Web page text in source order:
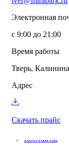
Малые
Услуги
Доставка и
Контакты
Электронная
с 9:00 до 21:00
Время работы
Тверь,
Адрес
Скачать прайс